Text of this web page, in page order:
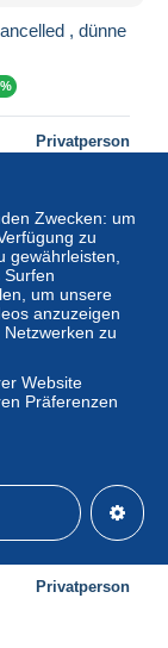
, dünne
Privatperson
Privatperson
Zwecken: um
zu
gewährleisten,
um unsere
anzuzeigen
zu
Website
Präferenzen